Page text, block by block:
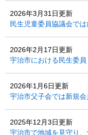
2026年3月31日更新
民生児童委員協議会で
2026年2月17日更新
宇治市における民生委
2026年1月6日更新
宇治市父子会では新規
2025年12月3日更新
宇治市で地域を見守り